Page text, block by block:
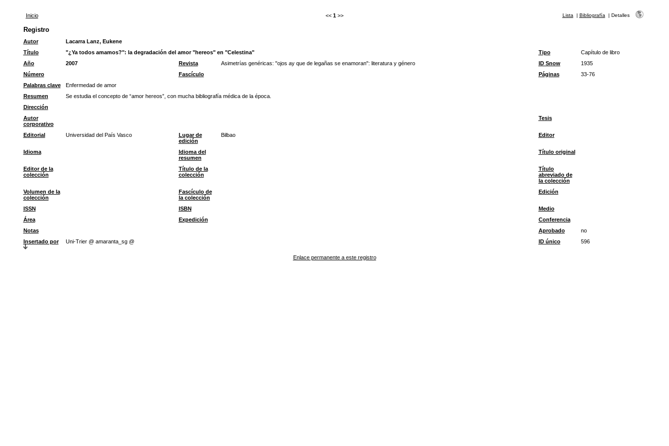
Inicio << 1 >> Lista | Bibliografía | Detalles
Registro
Autor
Lacarra Lanz, Eukene
Título
"¿Ya todos amamos?": la degradación del amor "hereos" en "Celestina" Tipo
Capítulo de libro
Año
2007 Revista Asimetrías genéricas: "ojos ay que de legañas se enamoran": literatura y género ID Snow
1935
Número
Fascículo Páginas
33-76
Palabras clave
Enfermedad de amor
Resumen
Se estudia el concepto de “amor hereos”, con mucha bibliografía médica de la época.
Dirección
Autor
corporativo
Tesis
Editorial Universidad del País Vasco
Lugar de
edición
Bilbao Editor
Idioma
Idioma del
resumen
Título original
Editor de la
colección
Título de la
colección
Título
abreviado de
la colección
Volumen de la
colección
Fascículo de
la colección
Edición
ISSN ISBN
Medio
Área
Expedición
Conferencia
Notas
Aprobado
no
Insertado por
Uni-Trier @ amaranta_sg @ ID único 596
Enlace permanente a este registro